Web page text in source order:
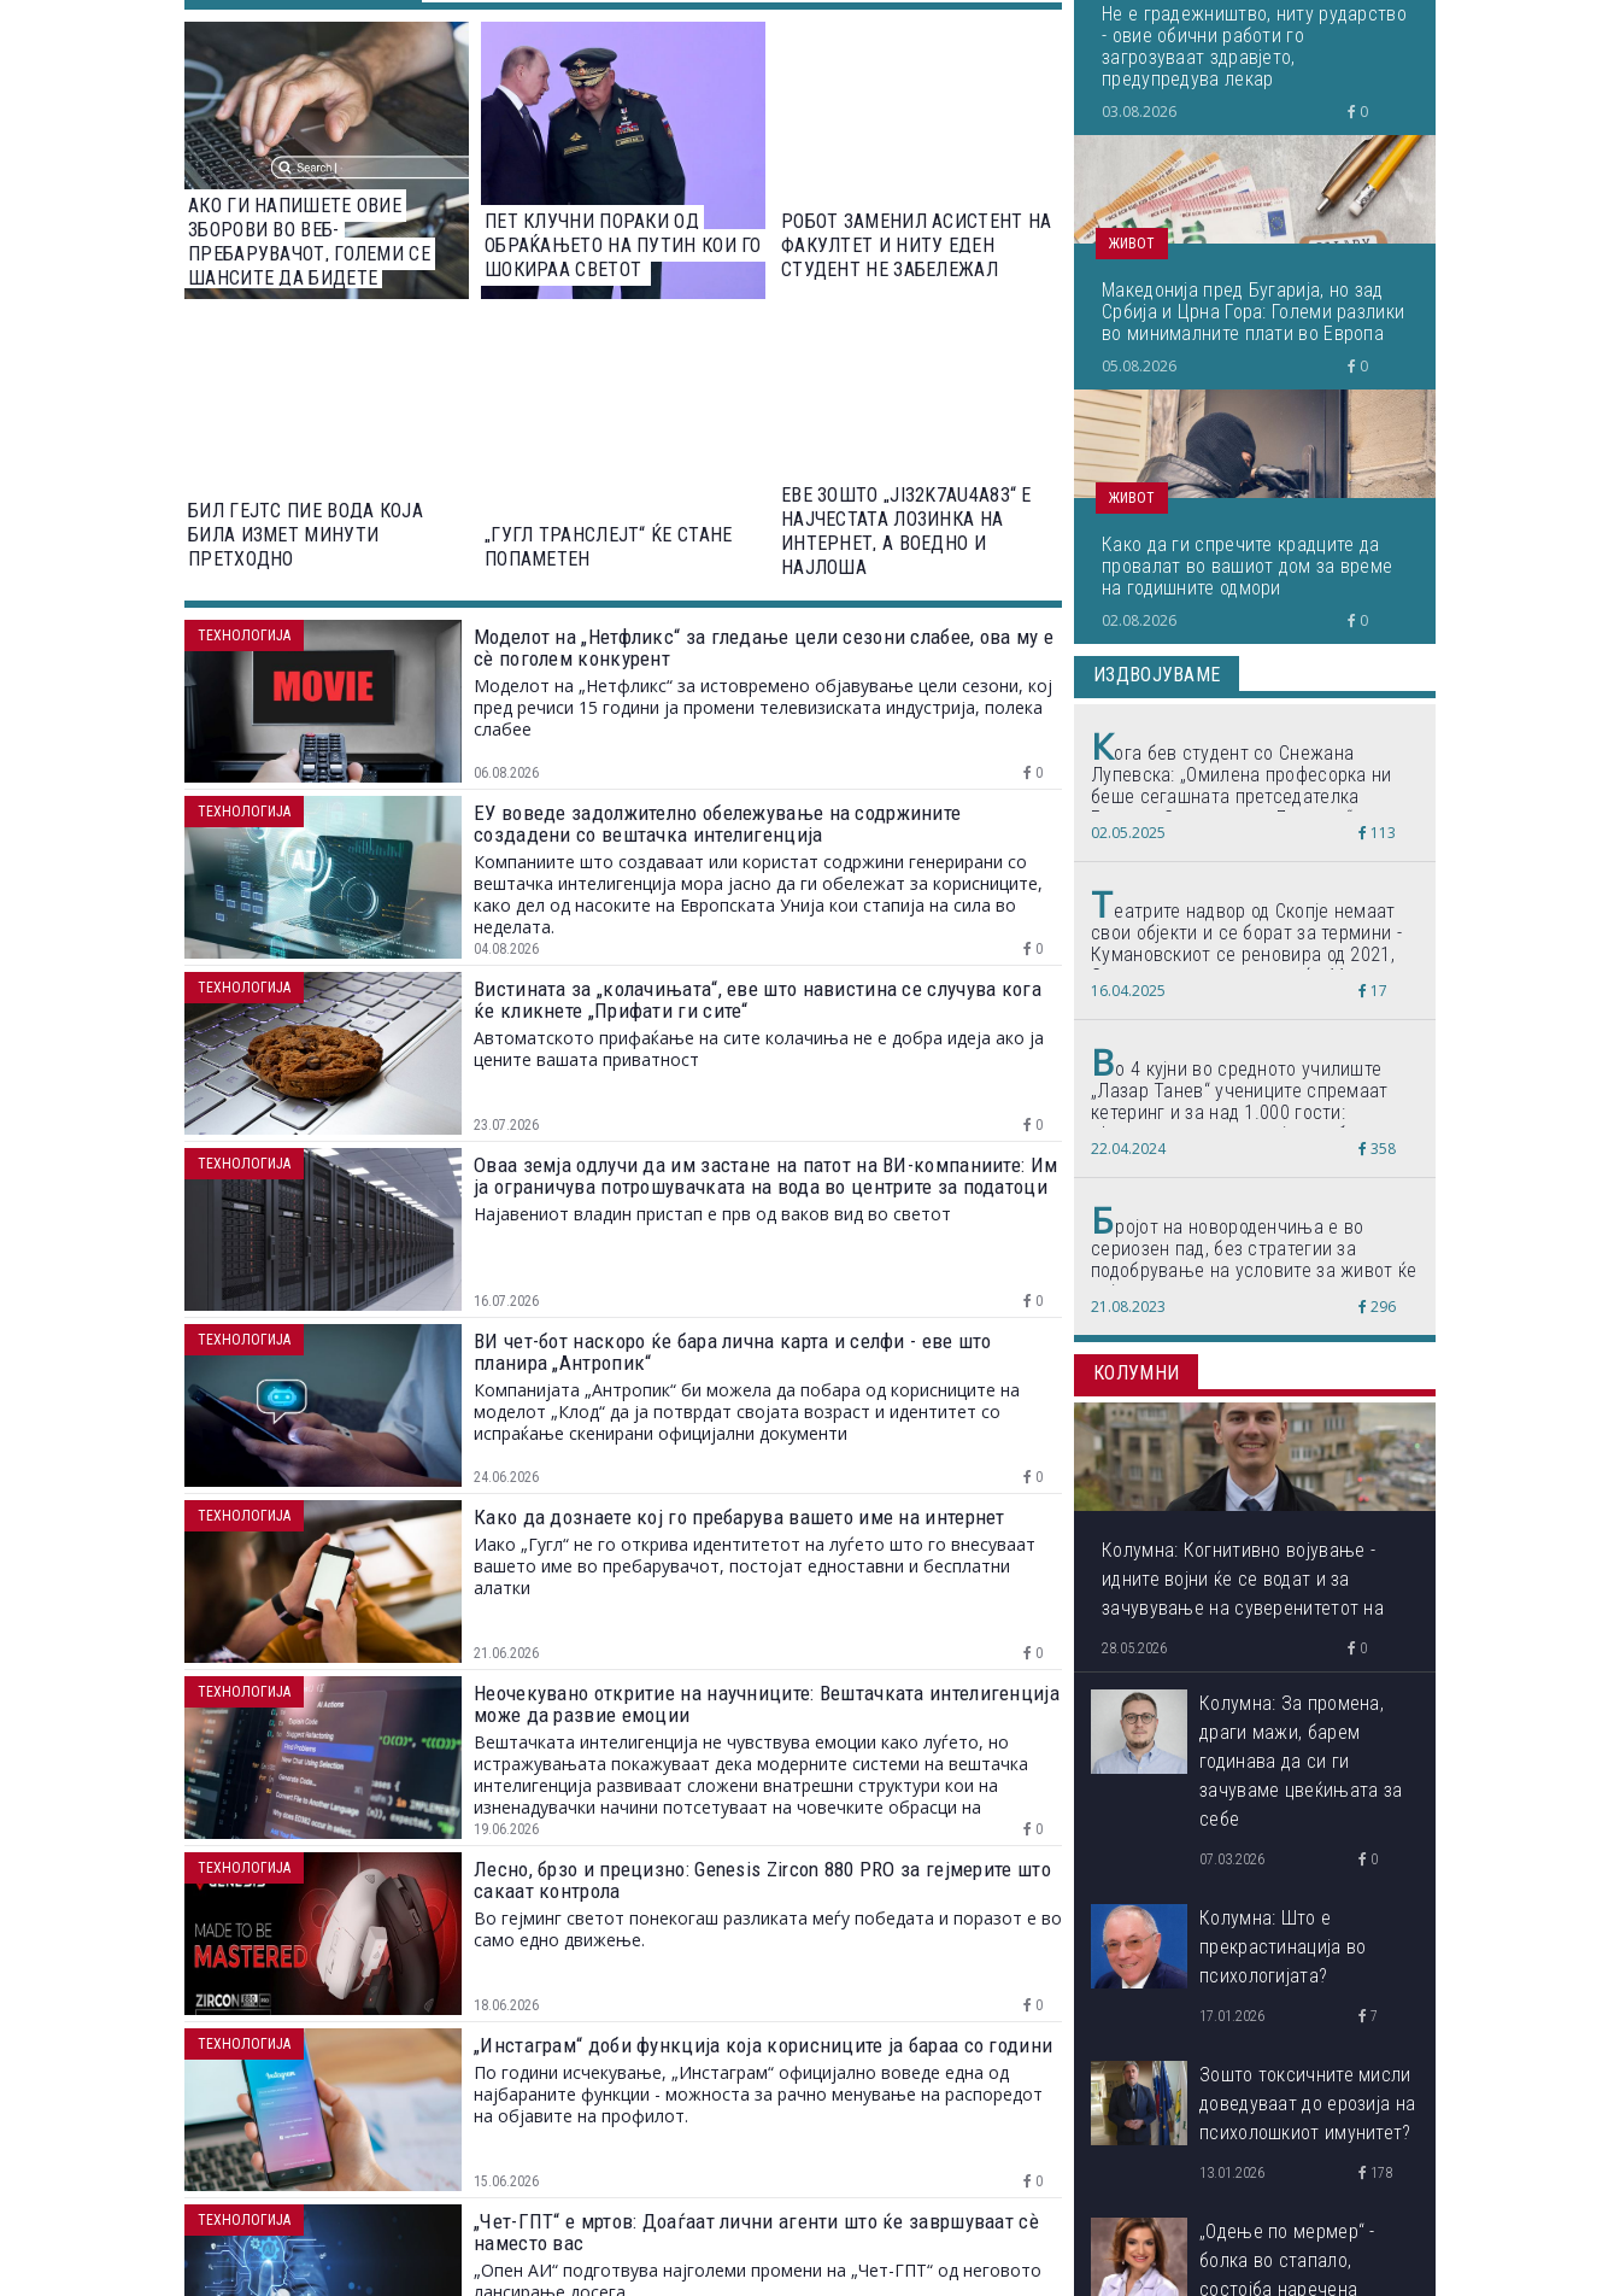
АКО ГИ НАПИШЕТЕ ОВИЕ
ЗБОРОВИ ВО ВЕБ-
ПРЕБАРУВАЧОТ, ГОЛЕМИ СЕ
ШАНСИТЕ ДА БИДЕТЕ
ХАКИРАНИ
ПЕТ КЛУЧНИ ПОРАКИ ОД
ОБРАЌАЊЕТО НА ПУТИН КОИ ГО
ШОКИРАА СВЕТОТ
РОБОТ ЗАМЕНИЛ АСИСТЕНТ НА
ФАКУЛТЕТ И НИТУ ЕДЕН
СТУДЕНТ НЕ ЗАБЕЛЕЖАЛ
БИЛ ГЕЈТС ПИЕ ВОДА КОЈА
БИЛА ИЗМЕТ МИНУТИ
ПРЕТХОДНО
„ГУГЛ ТРАНСЛЕЈТ“ ЌЕ СТАНЕ
ПОПАМЕТЕН
ЕВЕ ЗОШТО „JI32K7AU4A83“ Е
НАЈЧЕСТАТА ЛОЗИНКА НА
ИНТЕРНЕТ, А ВОЕДНО И
НАЈЛОША
Моделот на „Нетфликс“ за гледање цели сезони слабее, ова му е
сѐ поголем конкурент
Моделот на „Нетфликс“ за истовремено објавување цели сезони, кој
пред речиси 15 години ја промени телевизиската индустрија, полека
слабее
06.08.2026 0
ТЕХНОЛОГИЈА
ЕУ воведе задолжително обележување на содржините
создадени со вештачка интелигенција
Компаниите што создаваат или користат содржини генерирани со
вештачка интелигенција мора јасно да ги обележат за корисниците,
како дел од насоките на Европската Унија кои стапија на сила во
неделата.
04.08.2026 0
ТЕХНОЛОГИЈА
Вистината за „колачињата“, еве што навистина се случува кога
ќе кликнете „Прифати ги сите“
Автоматското прифаќање на сите колачиња не е добра идеја ако ја
цените вашата приватност
23.07.2026 0
ТЕХНОЛОГИЈА
Оваа земја одлучи да им застане на патот на ВИ-компаниите: Им
ја ограничува потрошувачката на вода во центрите за податоци
Најавениот владин пристап е прв од ваков вид во светот
16.07.2026 0
ТЕХНОЛОГИЈА
ВИ чет-бот наскоро ќе бара лична карта и селфи - еве што
планира „Антропик“
Компанијата „Антропик“ би можела да побара од корисниците на
моделот „Клод“ да ја потврдат својата возраст и идентитет со
испраќање скенирани официјални документи
24.06.2026 0
ТЕХНОЛОГИЈА
Како да дознаете кој го пребарува вашето име на интернет
Иако „Гугл“ не го открива идентитетот на луѓето што го внесуваат
вашето име во пребарувачот, постојат едноставни и бесплатни
алатки
21.06.2026 0
ТЕХНОЛОГИЈА
Неочекувано откритие на научниците: Вештачката интелигенција
може да развие емоции
Вештачката интелигенција не чувствува емоции како луѓето, но
истражувањата покажуваат дека модерните системи на вештачка
интелигенција развиваат сложени внатрешни структури кои на
изненадувачки начини потсетуваат на човечките обрасци на
размислување и однесување.
19.06.2026 0
ТЕХНОЛОГИЈА
Лесно, брзо и прецизно: Genesis Zircon 880 PRO за гејмерите што
сакаат контрола
Во гејминг светот понекогаш разликата меѓу победата и поразот е во
само едно движење.
18.06.2026 0
ТЕХНОЛОГИЈА
„Инстаграм“ доби функција која корисниците ја бараа со години
По години исчекување, „Инстаграм“ официјално воведе една од
најбараните функции - можноста за рачно менување на распоредот
на објавите на профилот.
15.06.2026 0
ТЕХНОЛОГИЈА
„Чет-ГПТ“ е мртов: Доаѓаат лични агенти што ќе завршуваат сѐ
наместо вас
„Опен АИ“ подготвува најголеми промени на „Чет-ГПТ“ од неговото
ТЕХНОЛОГИЈА
Не е градежништво, ниту рударство
- овие обични работи го
загрозуваат здравјето,
предупредува лекар
03.08.2026 0
ЖИВОТ
Македонија пред Бугарија, но зад
Србија и Црна Гора: Големи разлики
во минималните плати во Европа
05.08.2026 0
ЖИВОТ
Како да ги спречите крадците да
провалат во вашиот дом за време
на годишните одмори
02.08.2026 0
ИЗДВОЈУВАМЕ
Кога бев студент со Снежана
Лупевска: „Омилена професорка ни
беше сегашната претседателка
Гордана Сиљановска-Давкова“
02.05.2025 113
Театрите надвор од Скопје немаат
свои објекти и се борат за термини -
Кумановскиот се реновира од 2021,
Струмичкиот се гради веќе 11 години
16.04.2025 17
Во 4 кујни во средното училиште
„Лазар Танев“ учениците спремаат
кетеринг и за над 1.000 гости:
„Формиравме компанија и работиме
по светски стандарди“
22.04.2024 358
Бројот на новороденчиња е во
сериозен пад, без стратегии за
подобрување на условите за живот ќе
дојде до затворање на училишта,
предупредуваат експертите
21.08.2023 296
КОЛУМНИ
Колумна: Когнитивно војување -
идните војни ќе се водат и за
зачувување на суверенитетот на
сопствениот ум
28.05.2026 0
Колумна: За промена,
драги мажи, барем
годинава да си ги
зачуваме цвеќињата за
себе
07.03.2026 0
Колумна: Што е
прекрастинација во
психологијата?
17.01.2026 7
Зошто токсичните мисли
доведуваат до ерозија на
психолошкиот имунитет?
13.01.2026 178
„Одење по мермер“ -
болка во стапало,
состојба наречена